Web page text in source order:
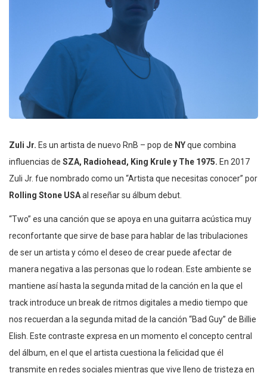
Zuli Jr. Es un artista de nuevo RnB – pop de NYque combina
influencias de SZA, Radiohead, King Krule y The 1975. En 2017
Zuli Jr. fue nombrado como un “Artista que necesitas conocer” por
Rolling Stone USAal reseñar su álbum debut.
“Two” es una canción que se apoya en una guitarra acústica muy
reconfortante que sirve de base para hablar de las tribulaciones
de ser un artista y cómo el deseo de crear puede afectar de
manera negativa a las personas que lo rodean. Este ambiente se
mantiene así hasta la segunda mitad de la canción en la que el
track introduce un break de ritmos digitales a medio tiempo que
nos recuerdan a la segunda mitad de la canción “Bad Guy” de Billie
Elish. Este contraste expresa en un momento el concepto central
del álbum, en el que el artista cuestiona la felicidad que él
transmite en redes sociales mientras que vive lleno de tristeza en